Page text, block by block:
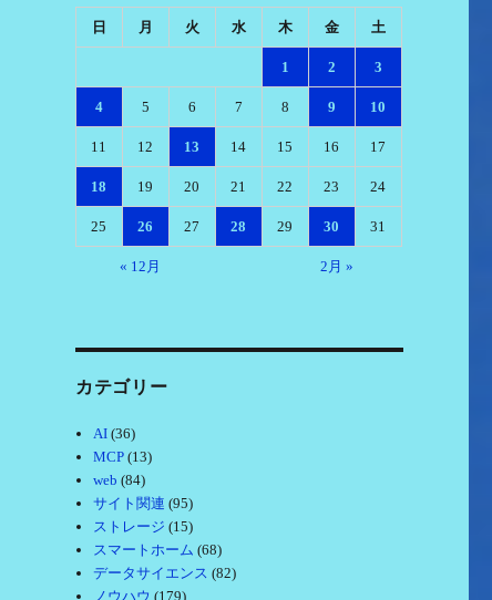
日 月 火 水 木 金 土
1 2 3
4 5 6 7 8 9 10
11 12 13 14 15 16 17
18 19 20 21 22 23 24
25 26 27 28 29 30 31
« 12月 2月 »
カテゴリー
AI (36)
MCP (13)
web (84)
サイト関連 (95)
ストレージ (15)
スマートホーム (68)
データサイエンス (82)
ノウハウ (179)